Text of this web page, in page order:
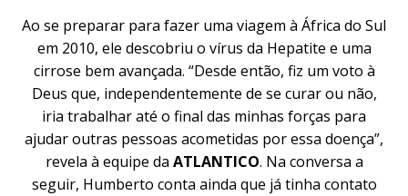
Ao se preparar para fazer uma viagem à África do Sul
em 2010, ele descobriu o vírus da Hepatite e uma
cirrose bem avançada. “Desde então, fiz um voto à
Deus que, independentemente de se curar ou não,
iria trabalhar até o final das minhas forças para
ajudar outras pessoas acometidas por essa doença”,
revela à equipe da ATLANTICO. Na conversa a
seguir, Humberto conta ainda que já tinha contato